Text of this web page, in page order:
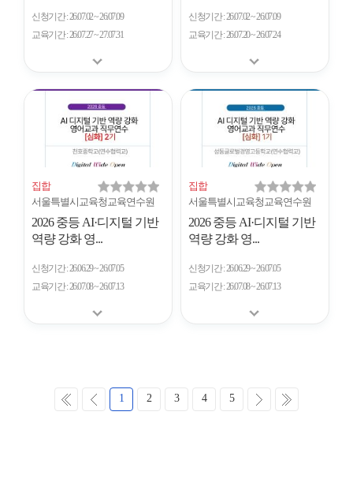
신청기간 26.07.02 ~ 26.07.09
교육기간 26.07.27 ~ 27.07.31
신청기간 26.07.02 ~ 26.07.09
교육기간 26.07.20 ~ 26.07.24
집합
서울특별시교육청교육연수원
2026 중등 AI·디지털 기반
역량 강화 영...
신청기간 26.06.29 ~ 26.07.05
교육기간 26.07.08 ~ 26.07.13
집합
서울특별시교육청교육연수원
2026 중등 AI·디지털 기반
역량 강화 영...
신청기간 26.06.29 ~ 26.07.05
교육기간 26.07.08 ~ 26.07.13
처
이
1 2 3 4 5
다
마